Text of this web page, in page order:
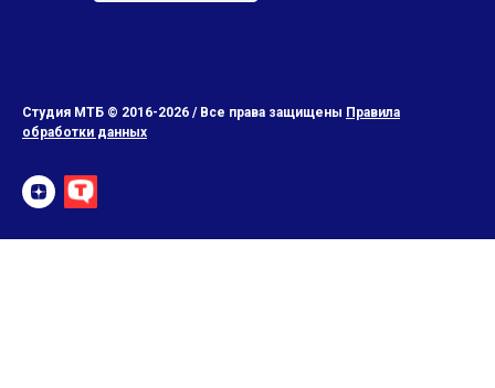
Студия МТБ © 2016-2026 / Все права защищены Правила
обработки данных